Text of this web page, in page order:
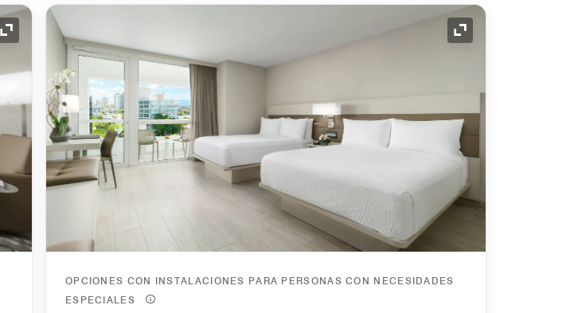
Icono de expansión Icono de expansión
OPCIONES CON INSTALACIONES PARA PERSONAS CON NECESIDADES
ESPECIALES